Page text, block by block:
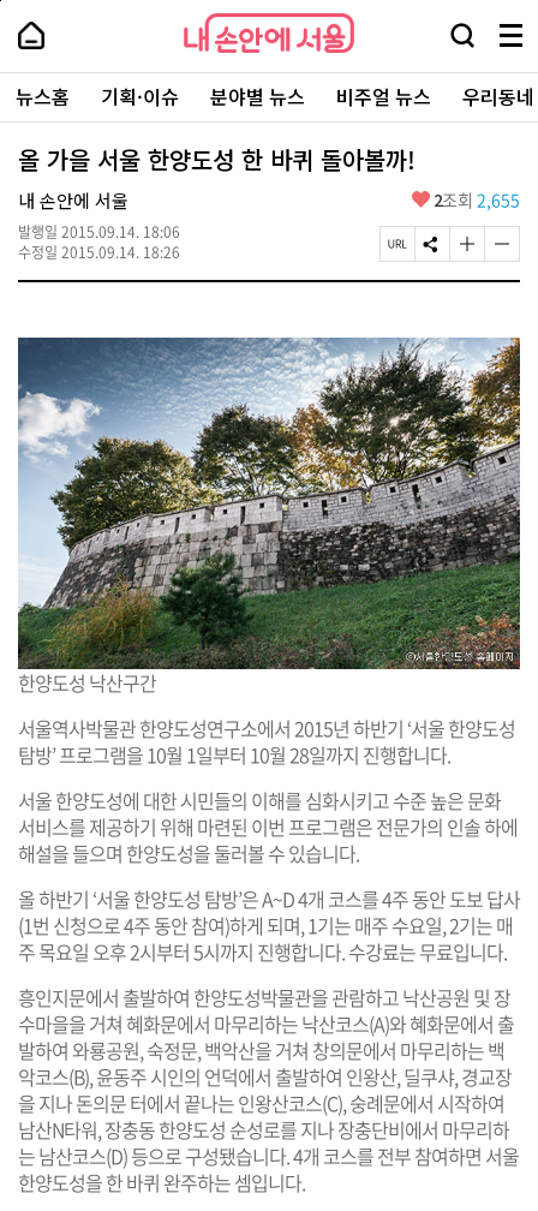
본
로
가
내
손
안
에
서
울
-
서
울
시
대
표
소
털
내
손
에
울
검
창
열
기
메
뉴
전
체
보
주
요
서
뉴스홈 기획·이슈 분야별 뉴스 비주얼 뉴스 우리동
올 가을 서울 한양도성 한 바퀴 돌아볼까!
내 손안에 서울
발행일 2015.09.14. 18:06
수정일 2015.09.14. 18:26
좋
요
2조회 2,655
페
이
R
L
복
사
S
N
유
하
기
글
자
크
게
변
경
하
기
글
자
작
게
변
경
하
기
한양도성 낙산구간
서울역사박물관 한양도성연구소에서 2015년 하반기 ‘서울 한양도성
탐방’ 프로그램을 10월 1일부터 10월 28일까지 진행합니다.
서울 한양도성에 대한 시민들의 이해를 심화시키고 수준 높은 문화
서비스를 제공하기 위해 마련된 이번 프로그램은 전문가의 인솔 하에
해설을 들으며 한양도성을 둘러볼 수 있습니다.
올 하반기 ‘서울 한양도성 탐방’은 A~D 4개 코스를 4주 동안 도보 답사
(1번 신청으로 4주 동안 참여)하게 되며, 1기는 매주 수요일, 2기는 매
주 목요일 오후 2시부터 5시까지 진행합니다. 수강료는 무료입니다.
흥인지문에서 출발하여 한양도성박물관을 관람하고 낙산공원 및 장
수마을을 거쳐 혜화문에서 마무리하는 낙산코스(A)와 혜화문에서 출
발하여 와룡공원, 숙정문, 백악산을 거쳐 창의문에서 마무리하는 백
악코스(B), 윤동주 시인의 언덕에서 출발하여 인왕산, 딜쿠샤, 경교장
을 지나 돈의문 터에서 끝나는 인왕산코스(C), 숭례문에서 시작하여
남산N타워, 장충동 한양도성 순성로를 지나 장충단비에서 마무리하
는 남산코스(D) 등으로 구성됐습니다. 4개 코스를 전부 참여하면 서울
한양도성을 한 바퀴 완주하는 셈입니다.
페
상
단
로